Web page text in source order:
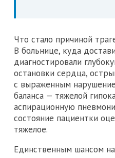
Что стало причиной
В больнице, куда
диагностировали
остановки сердца,
с выраженным
баланса — тяжелой
аспирационную
состояние пациентки
тяжелое.
Единственным шансом